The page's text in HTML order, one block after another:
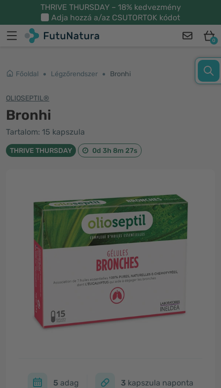
THRIVE THURSDAY – 18% kedvezmény
Adja hozzá a/az CSUTORTOK kódot
0
Főoldal Légzőrendszer Bronhi
OLIOSEPTIL®
Bronhi
Tartalom: 15 kapszula
THRIVE THURSDAY 0d 3h 8m 27s
5 adag 3 kapszula naponta